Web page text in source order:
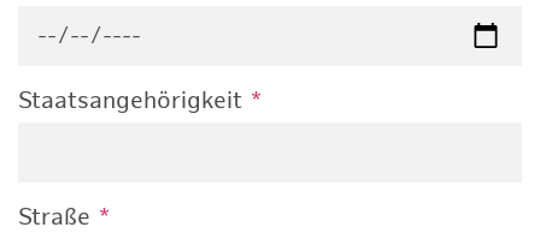
Staatsangehörigkeit *
Straße *